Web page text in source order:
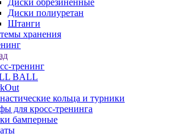
Диски обрезиненные
Диски полиуретан
Штанги
хранения
тренинг
BALL
кольца и турники
для кросс-тренинга
бамперные